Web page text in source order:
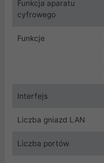
Funkcja aparatu
cyfrowego
Funkcje
Interfejs
Liczba gniazd LAN
Liczba portów